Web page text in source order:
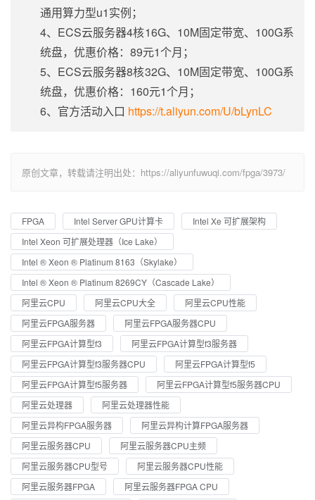
通用算力型u1实例；
4、ECS云服务器4核16G、10M固定带宽、100G系
统盘，优惠价格：89元1个月；
5、ECS云服务器8核32G、10M固定带宽、100G系
统盘，优惠价格：160元1个月；
6、官方活动入口 https://t.aliyun.com/U/bLynLC
原创文章，转载请注明出处：https://aliyunfuwuqi.com/fpga/3973/
FPGA Intel Server GPU计算卡
Intel Xe 可扩展架构
Intel Xeon 可扩展处理器（Ice Lake）
Intel ® Xeon ® Platinum 8163（Skylake）
Intel ® Xeon ® Platinum 8269CY（Cascade Lake）
阿里云CPU
阿里云CPU大全
阿里云CPU性能
阿里云FPGA服务器
阿里云FPGA服务器CPU
阿里云FPGA计算型f3
阿里云FPGA计算型f3服务器
阿里云FPGA计算型f3服务器CPU
阿里云FPGA计算型f5
阿里云FPGA计算型f5服务器
阿里云FPGA计算型f5服务器CPU
阿里云处理器
阿里云处理器性能
阿里云异构FPGA服务器
阿里云异构计算FPGA服务器
阿里云服务器CPU
阿里云服务器CPU主频
阿里云服务器CPU型号
阿里云服务器CPU性能
阿里云服务器FPGA
阿里云服务器FPGA CPU